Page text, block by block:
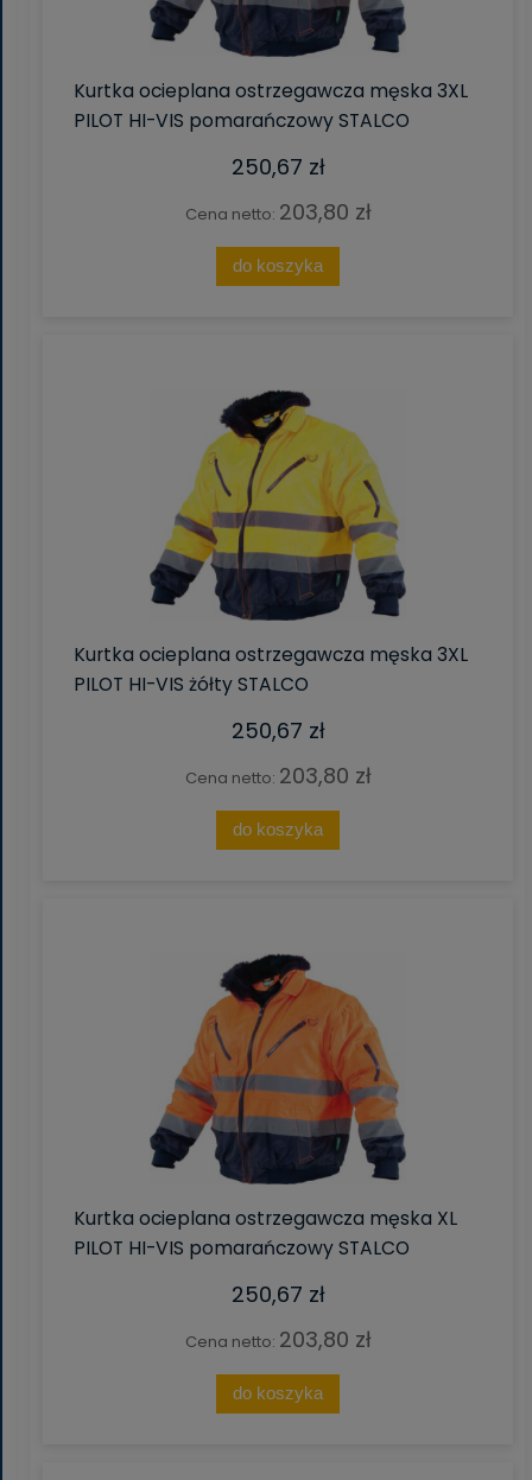
Kurtka ocieplana ostrzegawcza męska 3XL
PILOT HI-VIS pomarańczowy STALCO
250,67 zł
Cena netto: 203,80 zł
do koszyka
Kurtka ocieplana ostrzegawcza męska 3XL
PILOT HI-VIS żółty STALCO
250,67 zł
Cena netto: 203,80 zł
do koszyka
Kurtka ocieplana ostrzegawcza męska XL
PILOT HI-VIS pomarańczowy STALCO
250,67 zł
Cena netto: 203,80 zł
do koszyka